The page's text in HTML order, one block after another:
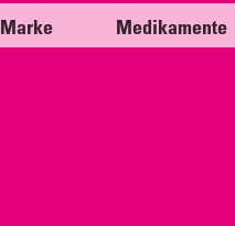
Marke Medikamente